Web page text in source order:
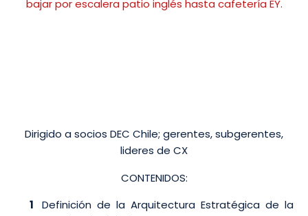
bajar por escalera patio inglés hasta cafetería EY.
Dirigido a socios DEC Chile; gerentes, subgerentes,
lideres de CX
CONTENIDOS:
Definición de la Arquitectura Estratégica de la